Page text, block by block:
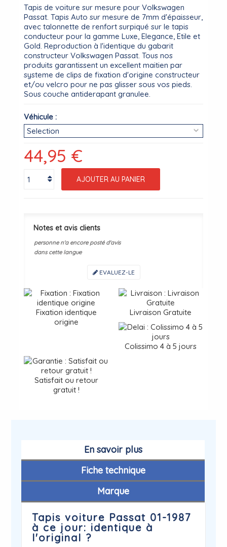
Tapis de voiture sur mesure pour Volkswagen
Passat. Tapis Auto sur mesure de 7mm d'épaisseur,
avec talonnette de renfort surpiqué sur le tapis
conducteur pour la gamme Luxe, Elegance, Etile et
Gold. Reproduction à l'identique du gabarit
constructeur Volkswagen Passat. Tous nos
produits garantissent un excellent maitien par
systeme de clips de fixation d'origine constructeur
et/ou velcro pour ne pas glisser sous vos pieds.
Sous couche antiderapant granulee.
Véhicule :
44,95 €
AJOUTER AU PANIER
Notes et avis clients
personne n'a encore posté d'avis
dans cette langue
EVALUEZ-LE
Fixation identique
origine
Livraison Gratuite
Colissimo 4 à 5 jours
Satisfait ou retour
gratuit !
En savoir plus
Fiche technique
Marque
Tapis voiture Passat 01-1987
à ce jour: identique à
l'original ?